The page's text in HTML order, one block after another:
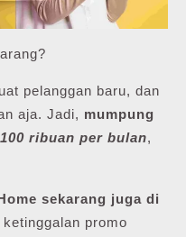
pelanggan baru, dan
aja. Jadi, mumpung
ribuan per bulan,
sekarang juga di
promo